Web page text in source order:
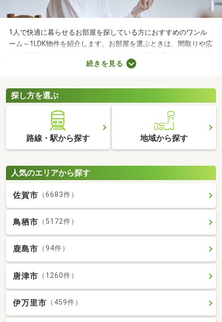
1人で快適に暮らせるお部屋を探している方におすすめのワンル
ーム～1LDK物件を紹介します。お部屋を選ぶときは、間取りや広
さ、設備をチェックすることがおすすめ。女性の方はモニター付
きインターホンやオートロックの有無も見ておきましょう。セキ
れば、自分だけのくつろぎの空間を手に入れられますよ。
続きを見る
探し方を選ぶ
路線・駅から探す 地域から探す
人気のエリアから探す
佐賀市 （6683件）
鳥栖市 （5172件）
鹿島市 （94件）
唐津市 （1260件）
伊万里市 （459件）